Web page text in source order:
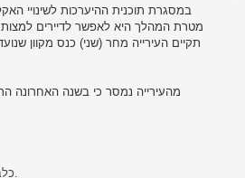
במסגרת תוכנית ההיערכות לשינויי
מטרת המהלך היא לאפשר לדיירים למצות
תקיים העירייה מחר (שני) כנס מקוון
.